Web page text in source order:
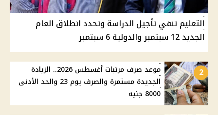
التعليم تنفي تأجيل الدراسة وتحدد انطلاق العام
الجديد 12 سبتمبر والدولية 6 سبتمبر
2
موعد صرف مرتبات أغسطس 2026.. الزيادة
الجديدة مستمرة والصرف يوم 23 والحد الأدنى
8000 جنيه